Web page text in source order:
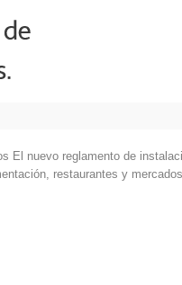
El nuevo reglamento de
restaurantes y